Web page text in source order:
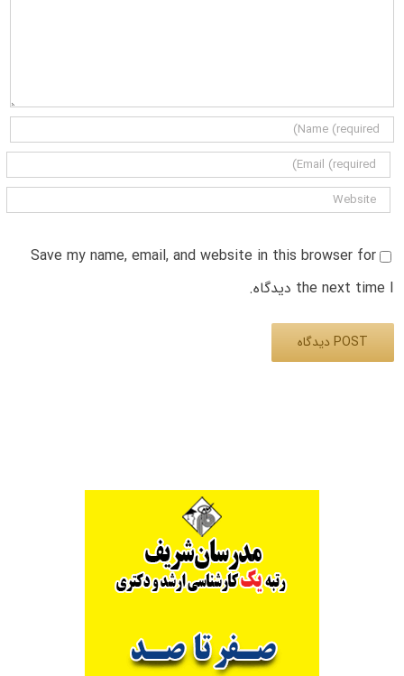
Save my name, email, and website in this browser for
the next time I دیدگاه.